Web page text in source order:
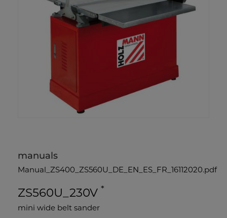
manuals
Manual_ZS400_ZS560U_DE_EN_ES_FR_16112020.pdf
ZS560U_230V *
mini wide belt sander